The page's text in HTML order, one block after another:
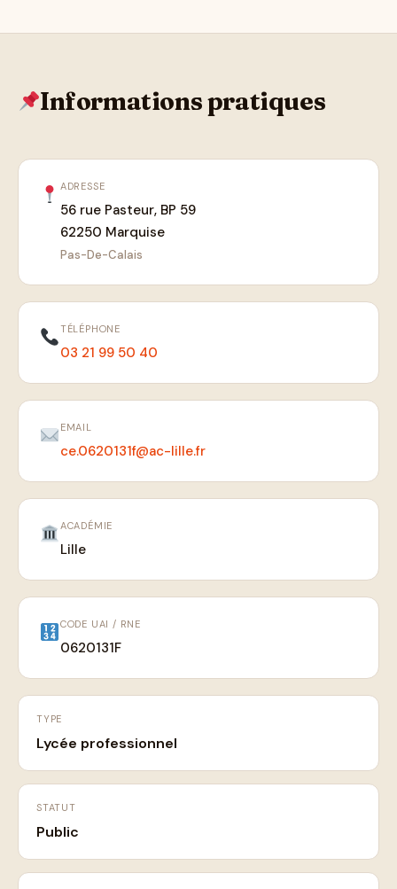
Informations pratiques
ADRESSE
56 rue Pasteur, BP 59
62250 Marquise
Pas-De-Calais
TÉLÉPHONE
03 21 99 50 40
EMAIL
ce.0620131f@ac-lille.fr
ACADÉMIE
Lille
CODE UAI / RNE
0620131F
TYPE
Lycée professionnel
STATUT
Public